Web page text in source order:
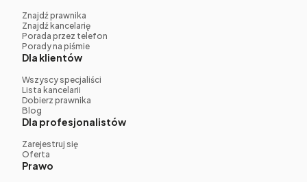
Znajdź prawnika
Znajdź kancelarię
Porada przez telefon
Porady na piśmie
Dla klientów
Wszyscy specjaliści
Lista kancelarii
Dobierz prawnika
Blog
Dla profesjonalistów
Zarejestruj się
Oferta
Prawo